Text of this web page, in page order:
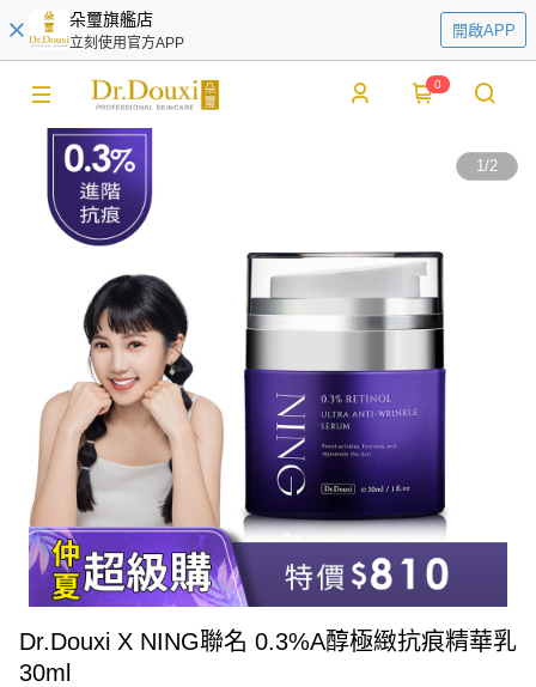
朵璽旗艦店
立刻使用官方APP
開啟APP
0
1/2
Dr.Douxi X NING聯名 0.3%A醇極緻抗痕精華乳
30ml